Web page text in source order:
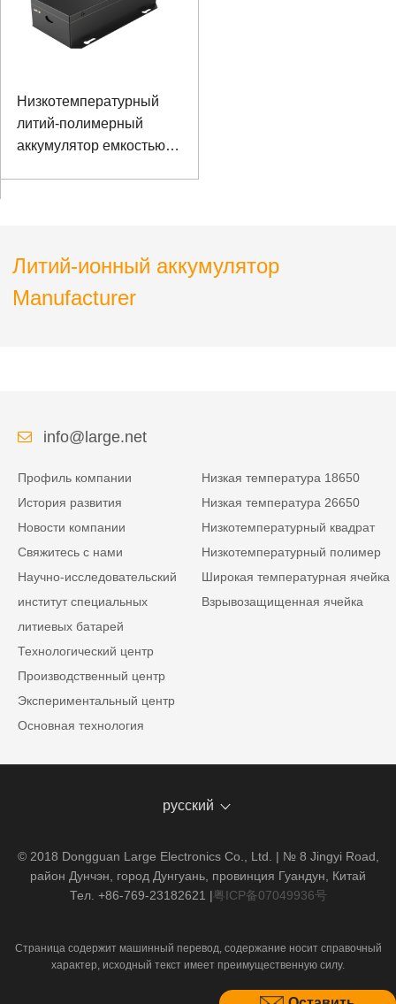
Низкотемпературный
литий-полимерный
аккумулятор емкостью
Литий-ионный аккумулятор
Manufacturer
info@large.net
Профиль компании
История развития
Новости компании
Свяжитесь с нами
Научно-исследовательский
институт специальных
литиевых батарей
Технологический центр
Производственный центр
Экспериментальный центр
Основная технология
Низкая температура 18650
Низкая температура 26650
Низкотемпературный квадрат
Низкотемпературный полимер
Широкая температурная ячейка
Взрывозащищенная ячейка
русский
© 2018 Dongguan Large Electronics Co., Ltd. | № 8 Jingyi Road,
район Дунчэн, город Дунгуань, провинция Гуандун, Китай
Тел. +86-769-23182621 |粤ICP备07049936号
Страница содержит машинный перевод, содержание носит справочный
характер, исходный текст имеет преимущественную силу.